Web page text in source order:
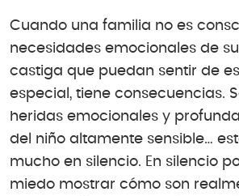
Cuando una familia no es
necesidades emocionales de
castiga que puedan sentir de
especial, tiene consecuencias.
heridas emocionales y
del niño altamente sensible…
mucho en silencio. En silencio
miedo mostrar cómo son